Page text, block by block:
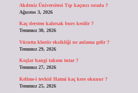
Akdeniz Üniversitesi Tıp kaçıncı sırada ?
Ağustos 3, 2026
Kaç dersten kalırsak burs kesilir ?
Temmuz 30, 2026
Vücutta klorür eksikliği ne anlama gelir ?
Temmuz 29, 2026
Koçlar hangi takımı tutar ?
Temmuz 27, 2026
Kelime-i tevhid Hatmi kaç kere okunur ?
Temmuz 25, 2026